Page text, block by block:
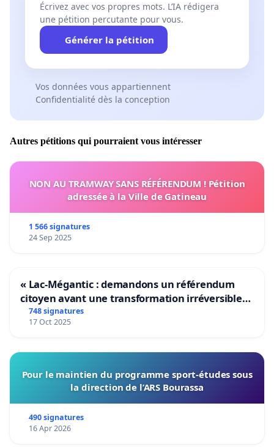
Écrivez avec vos propres mots. L’IA rédigera
une pétition percutante pour vous.
Générer la pétition
Vos données vous appartiennent
Confidentialité dès la conception
Autres pétitions qui pourraient vous intéresser
NON AU TRAMWAY SANS RÉFÉRENDUM ! Pétition
adressée à la Ville de Gatineau
1 566 signatures
24 Sep 2025
« Lac-Mégantic : demandons un référendum
citoyen avant une transformation irréversible
de notre territoire »
748 signatures
17 Oct 2025
Pour le maintien du programme sport-études sous
la direction de l’ARS Bourassa
490 signatures
16 Apr 2026